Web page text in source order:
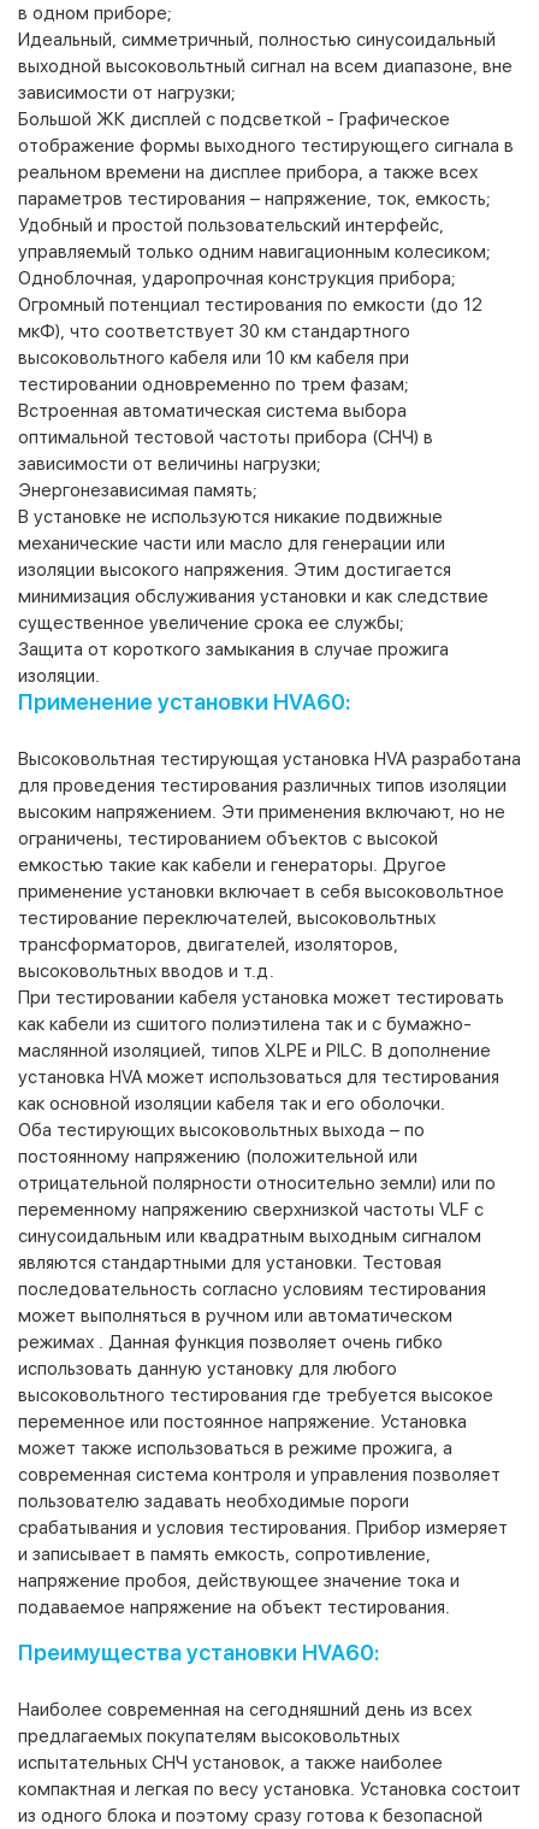
в одном приборе;
Идеальный, симметричный, полностью синусоидальный
выходной высоковольтный сигнал на всем диапазоне, вне
зависимости от нагрузки;
Большой ЖК дисплей с подсветкой - Графическое
отображение формы выходного тестирующего сигнала в
реальном времени на дисплее прибора, а также всех
параметров тестирования – напряжение, ток, емкость;
Удобный и простой пользовательский интерфейс,
управляемый только одним навигационным колесиком;
Одноблочная, ударопрочная конструкция прибора;
Огромный потенциал тестирования по емкости (до 12
мкФ), что соответствует 30 км стандартного
высоковольтного кабеля или 10 км кабеля при
тестировании одновременно по трем фазам;
Встроенная автоматическая система выбора
оптимальной тестовой частоты прибора (СНЧ) в
зависимости от величины нагрузки;
Энергонезависимая память;
В установке не используются никакие подвижные
механические части или масло для генерации или
изоляции высокого напряжения. Этим достигается
минимизация обслуживания установки и как следствие
существенное увеличение срока ее службы;
Защита от короткого замыкания в случае прожига
изоляции.
Применение установки HVA60:
Высоковольтная тестирующая установка HVA разработана
для проведения тестирования различных типов изоляции
высоким напряжением. Эти применения включают, но не
ограничены, тестированием объектов с высокой
емкостью такие как кабели и генераторы. Другое
применение установки включает в себя высоковольтное
тестирование переключателей, высоковольтных
трансформаторов, двигателей, изоляторов,
высоковольтных вводов и т.д.
При тестировании кабеля установка может тестировать
как кабели из сшитого полиэтилена так и с бумажно-
маслянной изоляцией, типов XLPE и PILC. В дополнение
установка HVA может использоваться для тестирования
как основной изоляции кабеля так и его оболочки.
Оба тестирующих высоковольтных выхода – по
постоянному напряжению (положительной или
отрицательной полярности относительно земли) или по
переменному напряжению сверхнизкой частоты VLF с
синусоидальным или квадратным выходным сигналом
являются стандартными для установки. Тестовая
последовательность согласно условиям тестирования
может выполняться в ручном или автоматическом
режимах . Данная функция позволяет очень гибко
использовать данную установку для любого
высоковольтного тестирования где требуется высокое
переменное или постоянное напряжение. Установка
может также использоваться в режиме прожига, а
современная система контроля и управления позволяет
пользователю задавать необходимые пороги
срабатывания и условия тестирования. Прибор измеряет
и записывает в память емкость, сопротивление,
напряжение пробоя, действующее значение тока и
подаваемое напряжение на объект тестирования.
Преимущества установки HVA60:
Наиболее современная на сегодняшний день из всех
предлагаемых покупателям высоковольтных
испытательных СНЧ установок, а также наиболее
компактная и легкая по весу установка. Установка состоит
из одного блока и поэтому сразу готова к безопасной